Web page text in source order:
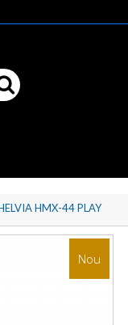
HMX-44 PLAY
Nou